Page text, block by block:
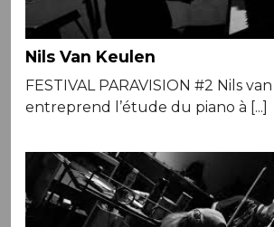
Nils Van Keulen
FESTIVAL PARAVISION #2 Nils
entreprend l’étude du piano à [...]